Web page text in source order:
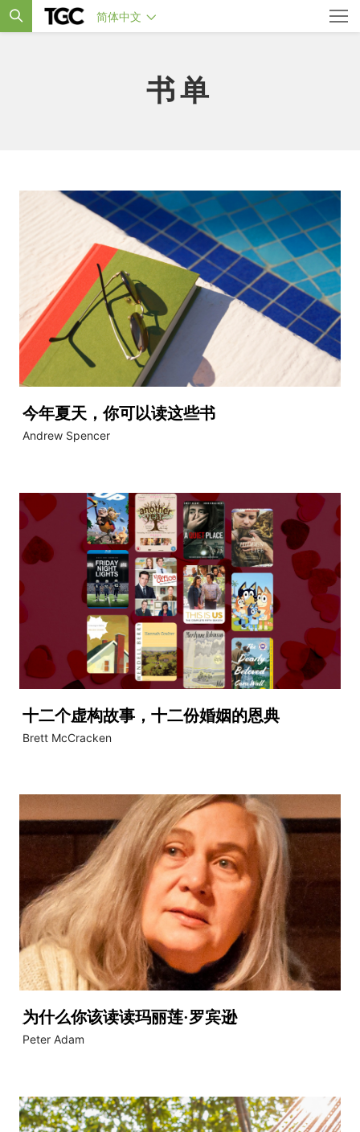
简体中文
书单
今年夏天，你可以读这些书
Andrew Spencer
十二个虚构故事，十二份婚姻的恩典
Brett McCracken
为什么你该读读玛丽莲·罗宾逊
Peter Adam